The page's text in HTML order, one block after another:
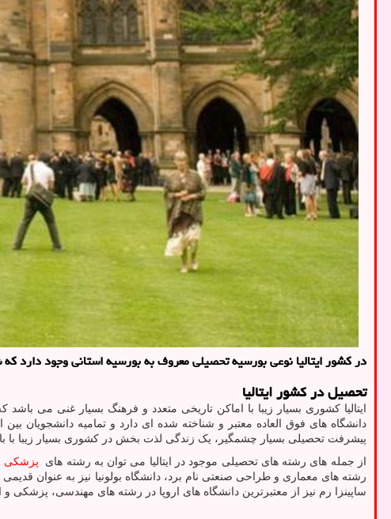
در كشور ایتالیا نوعی بورسیه تحصیلی معروف به بورسیه استانی وجود دارد
تحصیل در کشور ایتالیا
ایتالیا کشوری بسیار زیبا با اماکن تاریخی متعدد و فرهنگ بسیار غنی می
دانشگاه های فوق العاده معتبر و شناخته شده ای دارد و تمامیه دانشجویان
پیشرفت تحصیلی بسیار چشمگیر، یک زندگی لذت بخش در کشوری بسیار زیبا با
از جمله های رشته های تحصیلی موجود در ایتالیا می توان به رشته های پزشکی
رشته های معماری و طراحی صنعتی نام برد، دانشگاه بولونیا نیز به عنوان
ساپینزا رم نیز از معتبرترین دانشگاه های اروپا در رشته های مهندسی، پزشکی و